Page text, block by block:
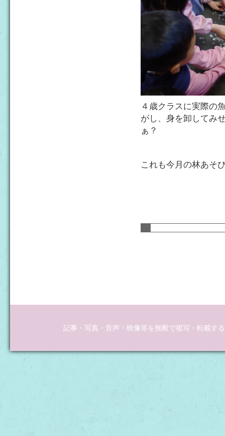
４歳クラスに実際の
がし、身を卸してみ
ぁ？
これも今月の林あ
記事・写真・音声・映像等を無断で複写・転載